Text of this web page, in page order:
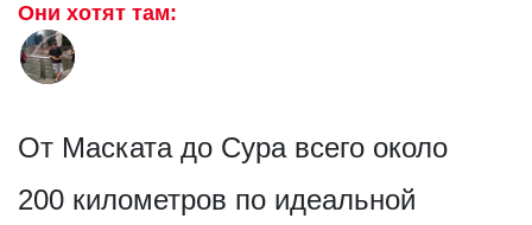
Они хотят там:
От Маската до Сура всего около
200 километров по идеальной